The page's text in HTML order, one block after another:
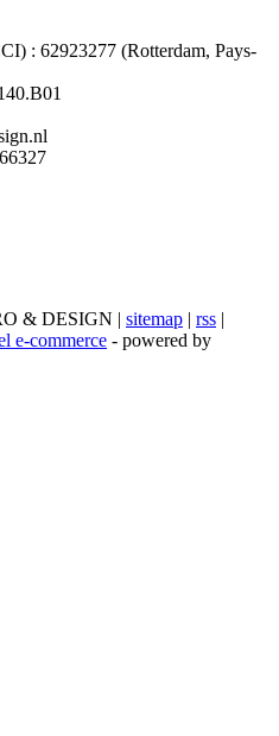
: 62923277 (Rotterdam, Pays-
& DESIGN | sitemap | rss |
e-commerce - powered by